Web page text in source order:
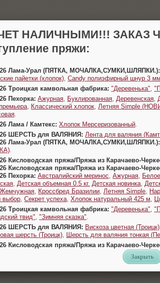
НАЛИЧНЫМИ!!! ЗАКАЗ
пряжи:
Лама-Урал (ПЯТКА, МОЧАЛКА,СУМКИ,ШЛЯПКИ.):
пайетки (хлопок) Candy полиэфирный шнур 3 мм
Троицкая камвольная фабрика: "Деревенька"
Пехорка: Ажурная Буклированная Деревенская
Классический хлопок Летняя Simple
Лама / Камтекс: Хлопок Мерсеризованный
ШЕРСТЬ для ВАЛЯНИЯ: Лента для валяния
Лама-Урал (ПЯТКА, МОЧАЛКА,СУМКИ,ШЛЯПКИ.):
Кисловодская пряжа/Пряжа из Карачаево-
Кисловодская пряжа/Пряжа из Карачаево-
Пехорка: Австралийский меринос Ажурная
Детская объемная 0.5 кг. Детская новинка
Жемчужная Кроссбред Бразилии Летняя Simple
выбор Секрет успеха Хлопок натуральный 425 м
Троицкая камвольная фабрика: "Деревенька"
твид" "Зимняя сказка"
ШЕРСТЬ для ВАЛЯНИЯ: Вискоза цветная (Троицк)
шерсть (Троицк)
Шерсть для валяния тонкая
Кисловодская пряжа/Пряжа из Карачаево-
Закрыть